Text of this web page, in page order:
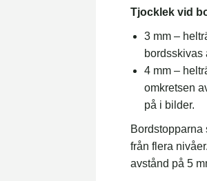
Tjocklek vid
3 mm –
bordsskivas
4 mm –
omkretsen
på i bilder.
Bordstopparna
från flera
avstånd på 5